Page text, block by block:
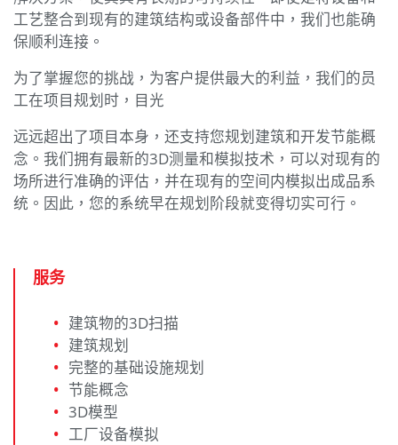
工艺整合到现有的建筑结构或设备部件中，我们也能确
保顺利连接。
为了掌握您的挑战，为客户提供最大的利益，我们的员
工在项目规划时，目光
远远超出了项目本身，还支持您规划建筑和开发节能概
念。我们拥有最新的3D测量和模拟技术，可以对现有的
场所进行准确的评估，并在现有的空间内模拟出成品系
统。因此，您的系统早在规划阶段就变得切实可行。
服务
建筑物的3D扫描
建筑规划
完整的基础设施规划
节能概念
3D模型
工厂设备模拟